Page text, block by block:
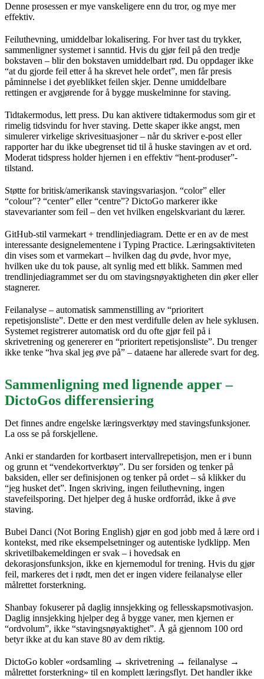
Denne prosessen er mye vanskeligere enn du tror, og mye mer
effektiv.
Feiluthevning, umiddelbar lokalisering. For hver tast du trykker,
sammenligner systemet i sanntid. Hvis du gjør feil på den tredje
bokstaven – blir den bokstaven umiddelbart rød. Du oppdager ikke
“at du gjorde feil etter å ha skrevet hele ordet”, men får presis
påminnelse i det øyeblikket feilen skjer. Denne umiddelbare
rettingen er avgjørende for å bygge muskelminne for staving.
Tidtakermodus, lett press. Du kan aktivere tidtakermodus som gir et
rimelig tidsvindu for hver staving. Dette skaper ikke angst, men
simulerer virkelige skrivesituasjoner – når du skriver e-post eller
rapporter har du ikke ubegrenset tid til å huske stavingen av et ord.
Moderat tidspress holder hjernen i en effektiv “hent-produser”-
tilstand.
Støtte for britisk/amerikansk stavingsvariasjon. “color” eller
“colour”? “center” eller “centre”? DictoGo markerer ikke
stavevarianter som feil – den vet hvilken engelskvariant du lærer.
GitHub-stil varmekart + trendlinjediagram. Dette er en av de mest
interessante designelementene i Typing Practice. Læringsaktiviteten
din vises som et varmekart – hvilken dag du øvde, hvor mye,
hvilken uke du tok pause, alt synlig med ett blikk. Sammen med
trendlinjediagrammet ser du om stavingsnøyaktigheten din øker eller
stagnerer.
Feilanalyse – automatisk sammenstilling av “prioritert
repetisjonsliste”. Dette er den mest verdifulle delen av hele syklusen.
Systemet registrerer automatisk ord du ofte gjør feil på i
skrivetrening og genererer en “prioritert repetisjonsliste”. Du trenger
ikke tenke “hva skal jeg øve på” – dataene har allerede svart for deg.
Sammenligning med lignende apper –
DictoGos differensiering
Det finnes andre engelske læringsverktøy med stavingsfunksjoner.
La oss se på forskjellene.
Anki er standarden for kortbasert intervallrepetisjon, men er i bunn
og grunn et “vendekortverktøy”. Du ser forsiden og tenker på
baksiden, eller ser definisjonen og tenker på ordet – så klikker du
“jeg husket det”. Ingen skriving, ingen feiluthevning, ingen
stavefeilsporing. Det hjelper deg å huske ordforråd, ikke å øve
staving.
Bubei Danci (Not Boring English) gjør en god jobb med å lære ord i
kontekst, med rike eksempelsetninger og autentiske lydklipp. Men
skrivetilbakemeldingen er svak – i hovedsak en
dekorasjonsfunksjon, ikke en kjernemodul for trening. Hvis du gjør
feil, markeres det i rødt, men det er ingen videre feilanalyse eller
målrettet forsterkning.
Shanbay fokuserer på daglig innsjekking og fellesskapsmotivasjon.
Daglig innsjekking hjelper deg å bygge vaner, men kjernen er
“ordvolum”, ikke “stavingsnøyaktighet”. Å gå gjennom 100 ord
betyr ikke at du kan stave 80 av dem riktig.
DictoGo kobler «ordsamling → skrivetrening → feilanalyse →
målrettet forsterkning» til en komplett læringsflyt. Det handler ikke